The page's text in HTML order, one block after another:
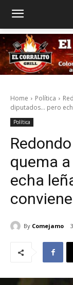
Home Política
diputados… pero
Política
quema
echa
conviene
By Comejamo